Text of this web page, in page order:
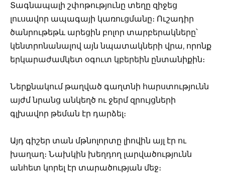
Տագնապալի շփոթությունը տեղը զիջեց
լուսավոր ապագայի կառուցմանը։ Ուշադիր
ծանրութեթև արեցին բոլոր տարբերակները՝
կենտրոնանալով այն նպատակների վրա, որոնք
երկարաժամկետ օգուտ կբերեին ընտանիքին։
Ներքնակում թաղված գաղտնի հարստությունն
այժմ նրանց անկեղծ ու ջերմ զրույցների
գլխավոր թեման էր դարձել։
Այդ գիշեր տան մթնոլորտը լիովին այլ էր ու
խաղաղ։ Նախկին խեղդող լարվածությունն
անհետ կորել էր տարածության մեջ։